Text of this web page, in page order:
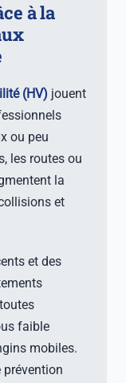
à la
(HV) jouent
ou peu
les routes ou
la
et
et des
faible
mobiles.
prévention